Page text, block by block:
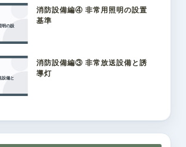
消防設備編④ 非常用照明の設置
基準
消防設備編③ 非常放送設備と誘
導灯